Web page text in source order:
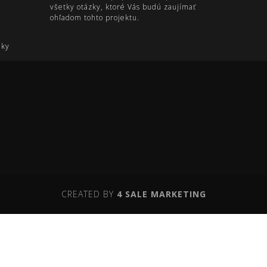
všetky otázky, ktoré Vás budú zaujímať
ohľadom tohto projektu.
CREATED BY 4 SALE MARKETING